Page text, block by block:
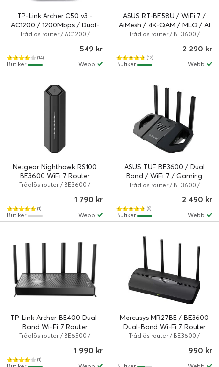
TP-Link Archer C50 v3 -
AC1200 / 1200Mbps / Dual-
Band
Trådlös router / AC1200 /
(14)
549 kr
Webb
Butiker
ASUS RT-BE58U / WiFi 7 /
AiMesh / 4K-QAM / MLO / AI
Detection 2.5G WAN/LAN
Trådlös router / BE3600 /
(12)
2 290 kr
Webb
Butiker
Netgear Nighthawk RS100
BE3600 WiFi 7 Router
Trådlös router / BE3600 /
(1)
1 790 kr
Webb
Butiker
ASUS TUF BE3600 / Dual
Band / WiFi 7 / Gaming
Router
Trådlös router / BE3600 /
(6)
2 490 kr
Webb
Butiker
TP-Link Archer BE400 Dual-
Band Wi-Fi 7 Router
Trådlös router / BE6500 /
(1)
1 990 kr
Mercusys MR27BE / BE3600
Dual-Band Wi-Fi 7 Router
Trådlös router / BE3600 /
990 kr